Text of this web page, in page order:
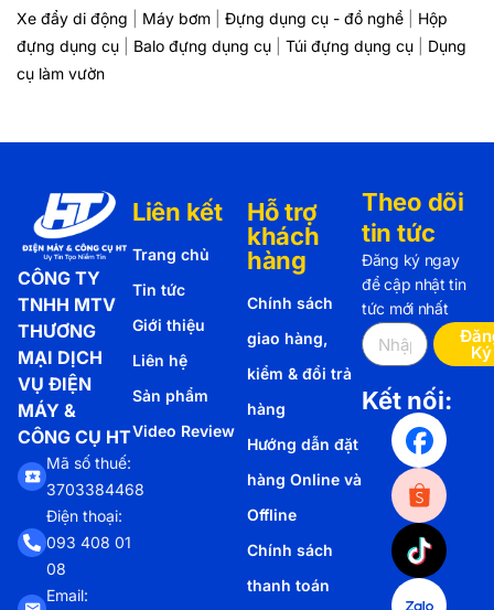
Xe đẩy di động Máy bơm Đựng dụng cụ - đồ nghề
Hộp
đựng dụng cụ
Balo đựng dụng cụ Túi đựng dụng cụ
Dụng
cụ làm vườn
CÔNG TY
TNHH MTV
THƯƠNG
MẠI DỊCH
VỤ ĐIỆN
MÁY &
CÔNG CỤ HT
Mã số thuế:
3703384468
Điện thoại:
093 408 01
08
Email:
Liên kết
Trang chủ
Tin tức
Giới thiệu
Liên hệ
Sản phẩm
Video Review
Hỗ trợ
khách
hàng
Chính sách
giao hàng,
kiểm & đổi trả
hàng
Hướng dẫn đặt
hàng Online và
Offline
Chính sách
thanh toán
Theo dõi
tin tức
Đăng ký ngay
để cập nhật tin
tức mới nhất
Ký
Kết nối: